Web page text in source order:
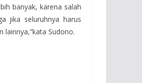
banyak, karena salah
jika seluruhnya harus
Sudono.